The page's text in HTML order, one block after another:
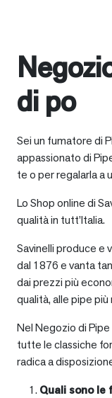
di po
Sei un fumatore di
appassionato di
te o per regalarla a
Lo Shop online di
qualità in tutt’Italia.
Savinelli produce e
dal 1876 e vanta
dai prezzi più
qualità, alle pipe
Nel Negozio di
tutte le classiche
radica a
Quali sono le